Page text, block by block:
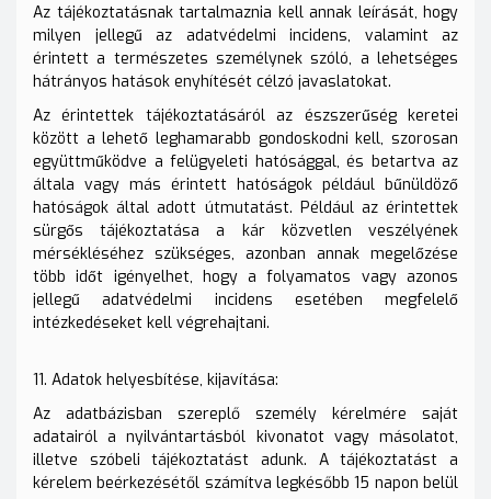
Az tájékoztatásnak tartalmaznia kell annak leírását, hogy
milyen jellegű az adatvédelmi incidens, valamint az
érintett a természetes személynek szóló, a lehetséges
hátrányos hatások enyhítését célzó javaslatokat.
Az érintettek tájékoztatásáról az észszerűség keretei
között a lehető leghamarabb gondoskodni kell, szorosan
együttműködve a felügyeleti hatósággal, és betartva az
általa vagy más érintett hatóságok például bűnüldöző
hatóságok által adott útmutatást. Például az érintettek
sürgős tájékoztatása a kár közvetlen veszélyének
mérsékléséhez szükséges, azonban annak megelőzése
több időt igényelhet, hogy a folyamatos vagy azonos
jellegű adatvédelmi incidens esetében megfelelő
intézkedéseket kell végrehajtani.
11. Adatok helyesbítése, kijavítása:
Az adatbázisban szereplő személy kérelmére saját
adatairól a nyilvántartásból kivonatot vagy másolatot,
illetve szóbeli tájékoztatást adunk. A tájékoztatást a
kérelem beérkezésétől számítva legkésőbb 15 napon belül